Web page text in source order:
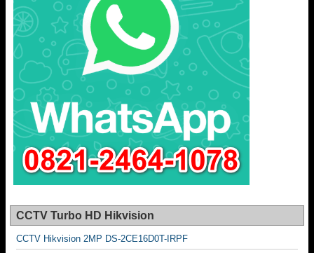
CCTV Turbo HD Hikvision
CCTV Hikvision 2MP DS-2CE16D0T-IRPF